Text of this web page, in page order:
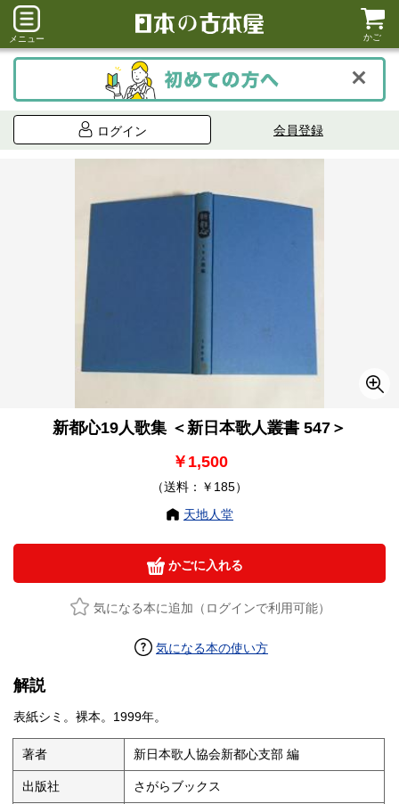
メニュー かご
ログイン 会員登録
新都心19人歌集 ＜新日本歌人叢書 547＞
￥1,500
（送料：￥185）
天地人堂
かごに入れる
気になる本に追加（ログインで利用可能）
気になる本の使い方
解説
表紙シミ。裸本。1999年。
著者 新日本歌人協会新都心支部 編
出版社 さがらブックス